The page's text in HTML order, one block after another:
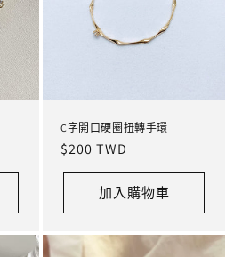
C字開口硬圈扭轉手環
定
價
$200 TWD
加入購物車